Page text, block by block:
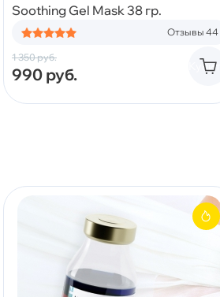
Soothing Gel Mask 38 гр.
Отзывы 44
1 350руб.
990 руб. Купить